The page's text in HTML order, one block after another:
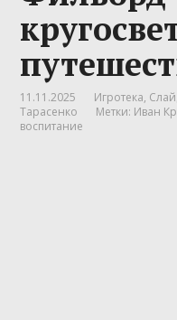
11.11.2025 Игротека,
Тарасенко
Метки: Иван
воспитание